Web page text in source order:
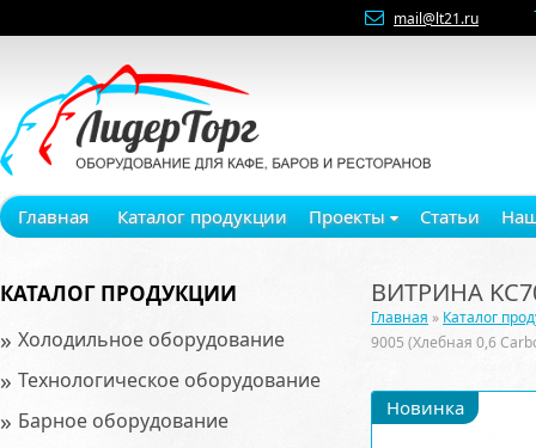
mail@lt21.ru
Главная Каталог продукции Проекты Статьи
КАТАЛОГ ПРОДУКЦИИ
» Холодильное оборудование
» Технологическое оборудование
» Барное оборудование
ВИТРИНА
Главная » Каталог
9005 (Хлебная 0,6
Новинка